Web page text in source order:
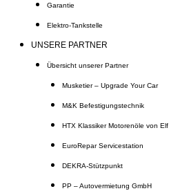
Garantie
Elektro-Tankstelle
UNSERE PARTNER
Übersicht unserer Partner
Musketier – Upgrade Your Car
M&K Befestigungstechnik
HTX Klassiker Motorenöle von Elf
EuroRepar Servicestation
DEKRA-Stützpunkt
PP – Autovermietung GmbH